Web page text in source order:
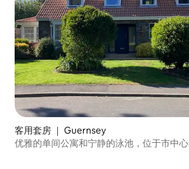
客用套房 ｜ Guernsey
优雅的单间公寓和宁静的泳池，位于市中心